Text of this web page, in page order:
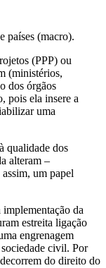
países (macro).
(PPP) ou
(ministérios,
dos órgãos
pois ela insere a
uma
qualidade dos
alteram –
um papel
da
estreita ligação
engrenagem
civil. Por
do direito do